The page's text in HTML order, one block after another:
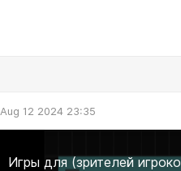
Aug 12 2024 23:35
Игры для (зрителей